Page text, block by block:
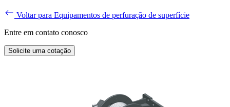
Voltar para Equipamentos de perfuração de superfície
Entre em contato conosco
Solicite uma cotação